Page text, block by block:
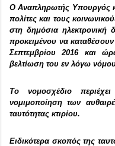
Ο Αναπληρωτής Υπουργός
πολίτες και τους
στη δημόσια ηλεκτρονική
προκειμένου να
Σεπτεμβρίου 2016 και
βελτίωση του εν λόγω
Το νομοσχέδιο
νομιμοποίηση των
ταυτότητας κτιρίου.
Ειδικότερα σκοπός της